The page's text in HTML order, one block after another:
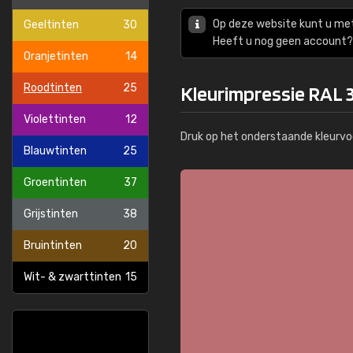
Geeltinten 30
Oranjetinten 14
Roodtinten 25
Violettinten 12
Blauwtinten 25
Groentinten 37
Grijstinten 38
Bruintinten 20
Wit- & zwarttinten 15
Op deze website kunt u
Heeft u nog geen
Kleurimpressie RAL
Druk op het onderstaande